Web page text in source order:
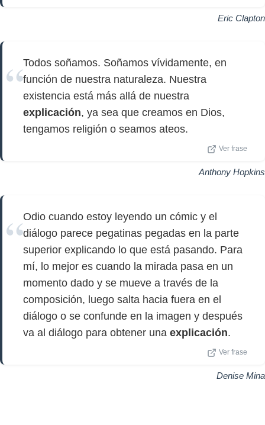
Eric Clapton
Todos soñamos. Soñamos vívidamente, en
función de nuestra naturaleza. Nuestra
existencia está más allá de nuestra
explicación, ya sea que creamos en Dios,
tengamos religión o seamos ateos.
Ver frase
Anthony Hopkins
Odio cuando estoy leyendo un cómic y el
diálogo parece pegatinas pegadas en la parte
superior explicando lo que está pasando. Para
mí, lo mejor es cuando la mirada pasa en un
momento dado y se mueve a través de la
composición, luego salta hacia fuera en el
diálogo o se confunde en la imagen y después
va al diálogo para obtener una explicación.
Ver frase
Denise Mina